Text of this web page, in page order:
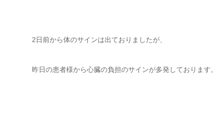
2日前から体のサインは出ておりましたが、
昨日の患者様から心臓の負担のサインが多発しております。